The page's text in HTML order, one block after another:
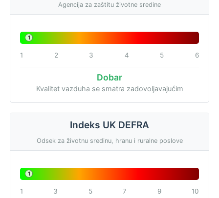
Agencija za zaštitu životne sredine
1
1 2 3 4 5 6
Dobar
Kvalitet vazduha se smatra zadovoljavajućim
Indeks UK DEFRA
Odsek za životnu sredinu, hranu i ruralne poslove
1
1 3 5 7 9 10